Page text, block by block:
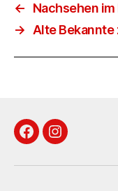
←
Nachsehen
→ Alte Bekannte
FacebookInstagram